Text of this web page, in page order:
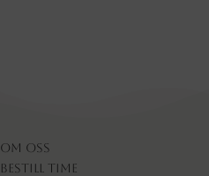
Om oss
Bestill time